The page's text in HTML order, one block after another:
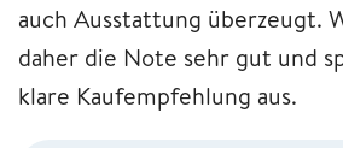
auch Ausstattung überzeugt.
daher die Note sehr gut und
klare Kaufempfehlung aus.